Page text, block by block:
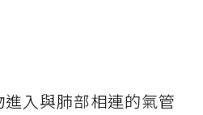
入與肺部相連的氣管